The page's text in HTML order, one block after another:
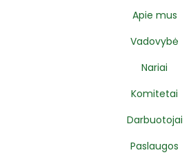
Apie mus
Vadovybė
Nariai
Komitetai
Darbuotojai
Paslaugos